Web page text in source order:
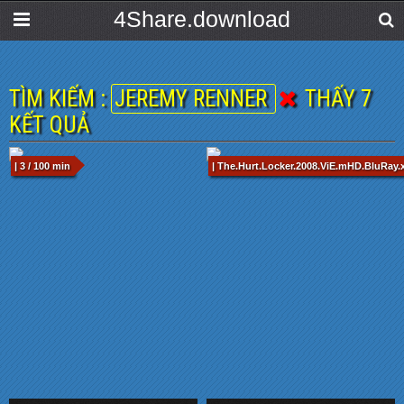
4Share.download
TÌM KIẾM : JEREMY RENNER
THẤY 7
KẾT QUẢ
| 3 / 100 min |